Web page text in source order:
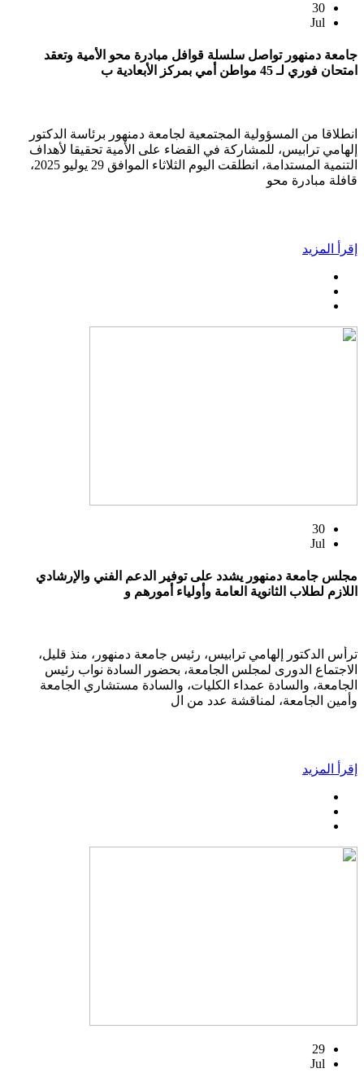
30
Jul
جامعة دمنهور تواصل سلسلة قوافل مبادرة محو الأمية وتعقد
امتحان فوري لـ 45 مواطن أمي بمركز الأبعادية ب
انطلاقا من المسؤولية المجتمعية لجامعة دمنهور برئاسة الدكتور
إلهامي ترابيس، للمشاركة في القضاء على الأمية تحقيقا لأهداف
التنمية المستدامة، انطلقت اليوم الثلاثاء الموافق 29 يوليو 2025،
قافلة مبادرة محو
إقرأ المزيد
30
Jul
مجلس جامعة دمنهور يشدد على توفير الدعم الفني والإرشادي
اللازم لطلاب الثانوية العامة وأولياء أمورهم و
ترأس الدكتور إلهامي ترابيس، رئيس جامعة دمنهور، منذ قليل،
الاجتماع الدورى لمجلس الجامعة، بحضور السادة نواب رئيس
الجامعة، والسادة عمداء الكليات، والسادة مستشاري الجامعة
وأمين الجامعة، لمناقشة عدد من ال
إقرأ المزيد
29
Jul